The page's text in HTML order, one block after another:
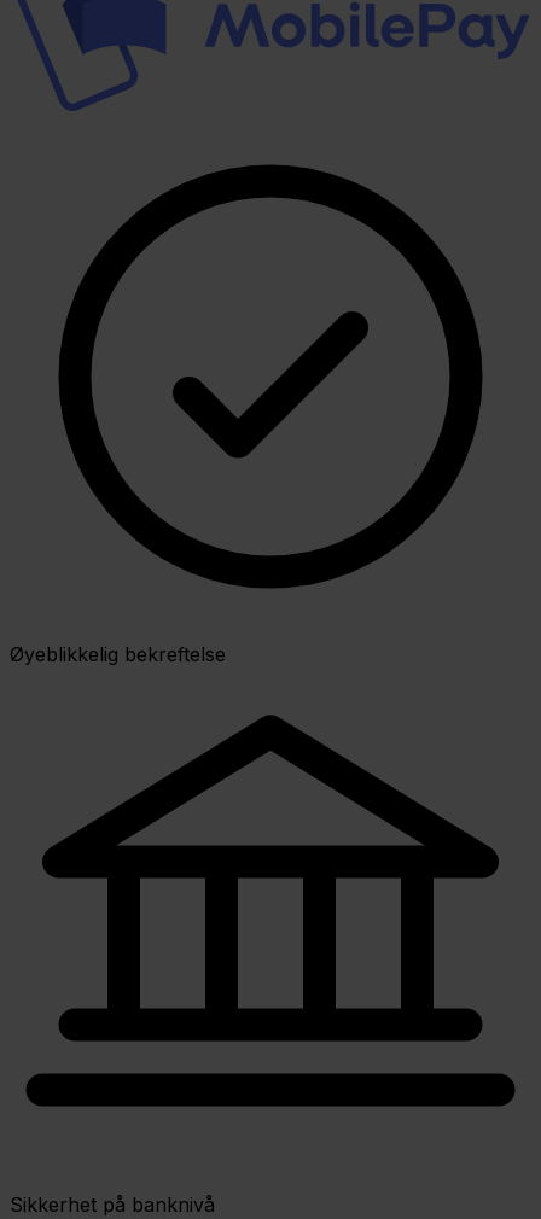
Øyeblikkelig bekreftelse
Sikkerhet på banknivå